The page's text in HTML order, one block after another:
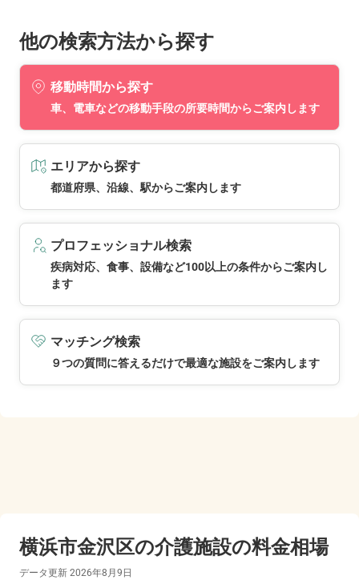
他の検索方法から探す
移動時間から探す
車、電車などの移動手段の所要時間からご案内します
エリアから探す
都道府県、沿線、駅からご案内します
プロフェッショナル検索
疾病対応、食事、設備など100以上の条件からご案内し
ます
マッチング検索
９つの質問に答えるだけで最適な施設をご案内します
横浜市金沢区の介護施設の料金相場
データ更新 2026年8月9日